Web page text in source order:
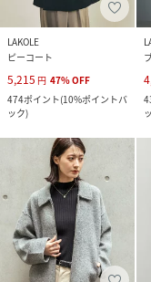
LAKOLE
ピーコート
5,215 円 47%OFF
474ポイント(10%ポイントバ
ック)